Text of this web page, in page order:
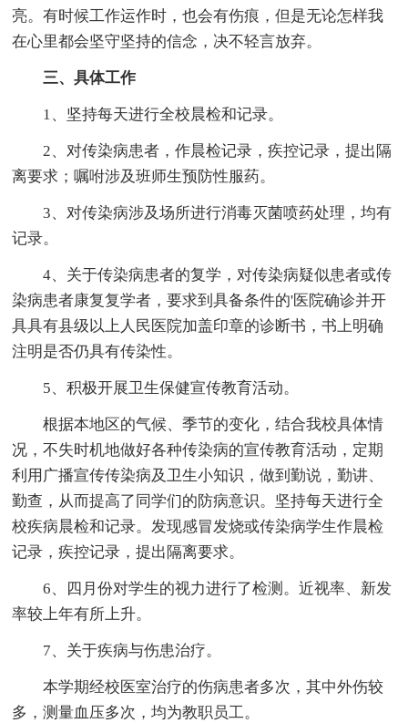
亮。有时候工作运作时，也会有伤痕，但是无论怎样我
在心里都会坚守坚持的信念，决不轻言放弃。
三、具体工作
1、坚持每天进行全校晨检和记录。
2、对传染病患者，作晨检记录，疾控记录，提出隔
离要求；嘱咐涉及班师生预防性服药。
3、对传染病涉及场所进行消毒灭菌喷药处理，均有
记录。
4、关于传染病患者的复学，对传染病疑似患者或传
染病患者康复复学者，要求到具备条件的'医院确诊并开
具具有县级以上人民医院加盖印章的诊断书，书上明确
注明是否仍具有传染性。
5、积极开展卫生保健宣传教育活动。
根据本地区的气候、季节的变化，结合我校具体情
况，不失时机地做好各种传染病的宣传教育活动，定期
利用广播宣传传染病及卫生小知识，做到勤说，勤讲、
勤查，从而提高了同学们的防病意识。坚持每天进行全
校疾病晨检和记录。发现感冒发烧或传染病学生作晨检
记录，疾控记录，提出隔离要求。
6、四月份对学生的视力进行了检测。近视率、新发
率较上年有所上升。
7、关于疾病与伤患治疗。
本学期经校医室治疗的伤病患者多次，其中外伤较
多，测量血压多次，均为教职员工。